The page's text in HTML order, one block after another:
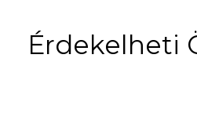
Érdekelheti